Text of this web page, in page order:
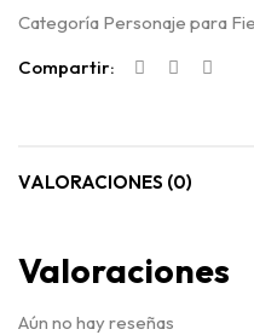
Categoría Personaje para
Compartir:
VALORACIONES (0)
Valoraciones
Aún no hay reseñas